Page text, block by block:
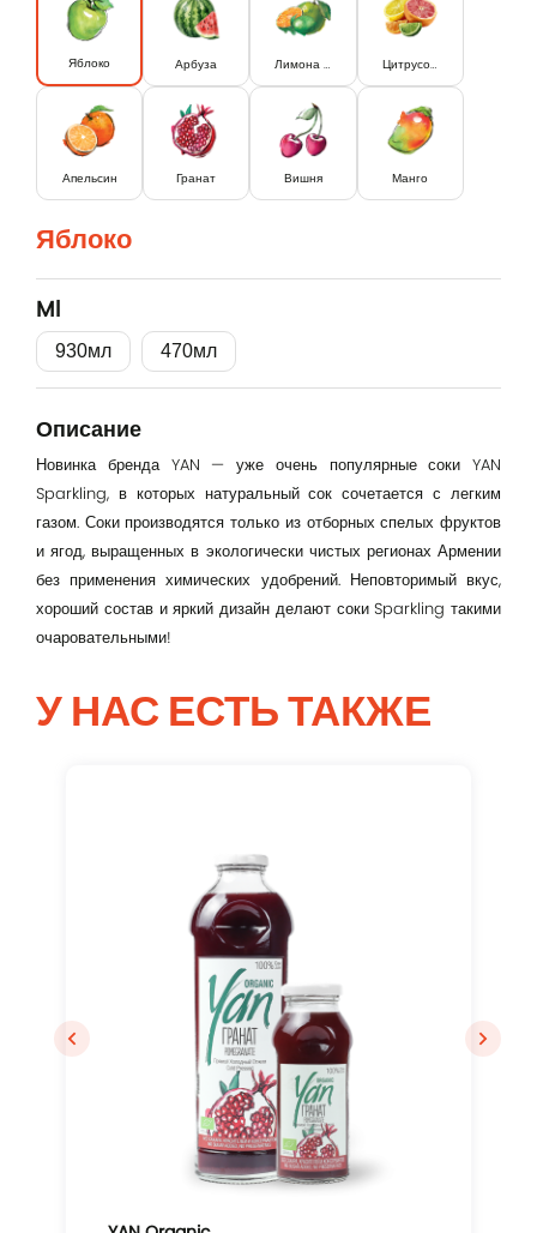
Вход
Эл. почта
Password
Яблоко Арбуза Лимона и лайма Цитрусовый микс
Апельсин Гранат Вишня Манго
Яблоко
Ml
930мл 470мл
Описание
Новинка бренда YAN — уже очень популярные соки YAN
Sparkling, в которых натуральный сок сочетается с легким
газом. Соки производятся только из отборных спелых фруктов
и ягод, выращенных в экологически чистых регионах Армении
без применения химических удобрений. Неповторимый вкус,
хороший состав и яркий дизайн делают соки Sparkling такими
очаровательными!
У НАС ЕСТЬ ТАКЖЕ